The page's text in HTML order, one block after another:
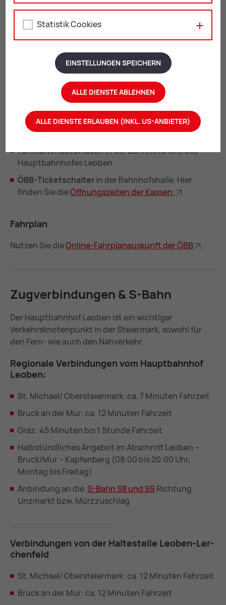
Haltestelle Leoben-Lerchenfeld; Bild: Foto Freisinger
Fahr­kar­ten & Fahr­plä­ne
Sie haben mehrere Möglichkeiten, Ihr Zugticket zu
kaufen:
On­line-Ti­cket der ÖBB
Fahrkartenautomatenin der Bahnhofshalle des
Hauptbahnhofes Leoben
ÖBB-Ticketschalterin der Bahnhofshalle. Hier
finden Sie dieÖff­nungs­zei­ten der Kas­sen.
Fahr­plan
Nutzen Sie dieOn­line-Fahr­plan­aus­kunft der ÖBB .
Zug­ver­bin­dun­gen & S-Bahn
Der Hauptbahnhof Leoben ist ein wichtiger
Verkehrsknotenpunkt in der Steiermark, sowohl für
den Fern- wie auch den Nahverkehr.
Re­gio­na­le Ver­bin­dun­gen vom Haupt­bahn­hof
Leo­ben:
St. Michael/ Obersteiermark: ca. 7 Minuten Fahrzeit
Bruck an der Mur: ca. 12 Minuten Fahrzeit
Graz: 45 Minuten bis 1 Stunde Fahrzeit
Halbstündliches Angebot im Abschnitt Leoben –
Bruck/Mur – Kapfenberg (08:00 bis 20:00 Uhr,
Montag bis Freitag)
Anbindung an die S-Bahn S8 und S9 Richtung
Unzmarkt bzw. Mürzzuschlag
Ver­bin­dun­gen von der Hal­te­stel­le Leo­ben-Ler­
chen­feld
St. Michael/ Obersteiermark: ca. 12 Minuten Fahrzeit
Bruck an der Mur: ca. 12 Minuten Fahrzeit
Statistik Cookies
EINSTELLUNGEN SPEICHERN
ALLE DIENSTE ABLEHNEN
ALLE DIENSTE ERLAUBEN (INKL. US-ANBIETER)